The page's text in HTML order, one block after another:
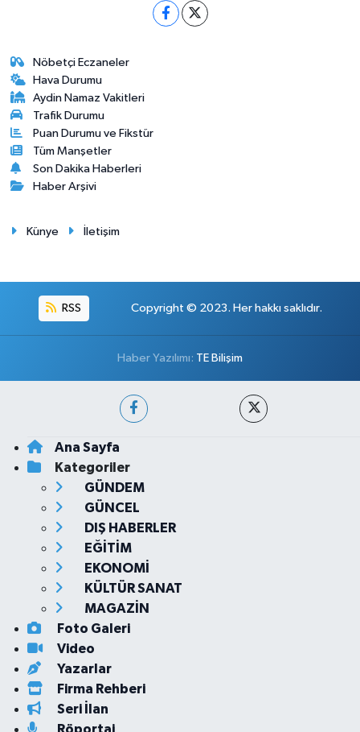
Nöbetçi Eczaneler
Hava Durumu
Aydin Namaz Vakitleri
Trafik Durumu
Puan Durumu ve Fikstür
Tüm Manşetler
Son Dakika Haberleri
Haber Arşivi
Künye İletişim
RSS Copyright © 2023. Her hakkı saklıdır.
Haber Yazılımı: TE Bilişim
Ana Sayfa
Kategoriler
GÜNDEM
GÜNCEL
DIŞ HABERLER
EĞİTİM
EKONOMİ
KÜLTÜR SANAT
MAGAZİN
Foto Galeri
Video
Yazarlar
Firma Rehberi
Seri İlan
Röportaj